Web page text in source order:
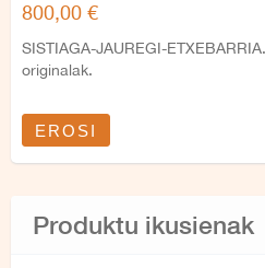
800,00 €
SISTIAGA-JAUREGI-
originalak.
EROSI
Produktu ikusienak